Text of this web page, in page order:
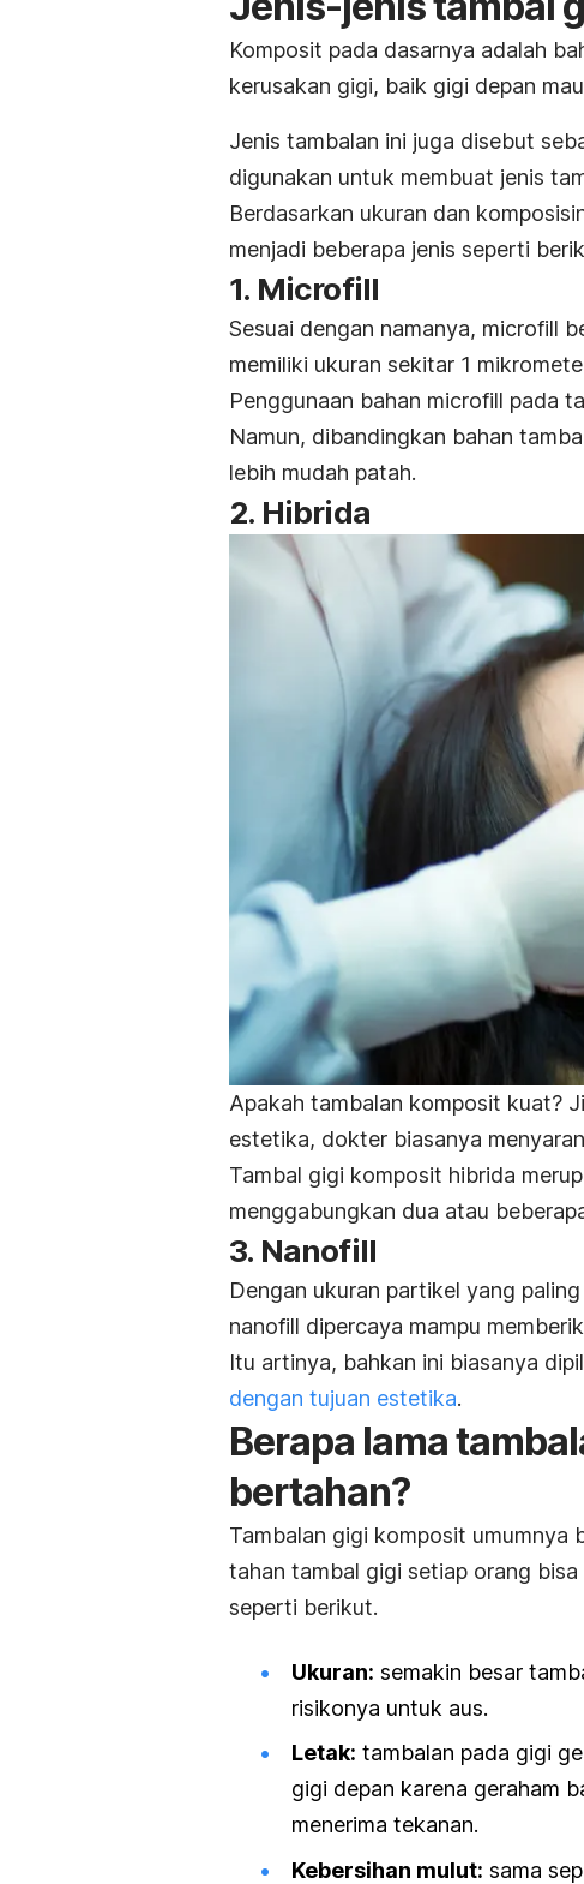
Komposit pada dasarnya adalah
kerusakan gigi, baik gigi depan
Jenis tambalan ini juga disebut
digunakan untuk membuat jenis
Berdasarkan ukuran dan
menjadi beberapa jenis seperti
1. Microfill
Sesuai dengan namanya, microfill
memiliki ukuran sekitar 1
Penggunaan bahan microfill pada
Namun, dibandingkan bahan
lebih mudah patah.
2. Hibrida
Apakah tambalan komposit kuat?
estetika, dokter biasanya
Tambal gigi komposit hibrida
menggabungkan dua atau
3. Nanofill
Dengan ukuran partikel yang
nanofill dipercaya mampu
Itu artinya, bahkan ini biasanya
dengan tujuan estetika.
Berapa lama
bertahan?
Tambalan gigi komposit umumnya
tahan tambal gigi setiap orang
seperti berikut.
Ukuran: semakin besar
risikonya untuk aus.
Letak: tambalan pada gigi
gigi depan karena geraham
menerima tekanan.
Kebersihan mulut: sama